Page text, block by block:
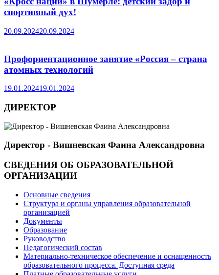
спортивный дух!
20.09.202420.09.2024
Профориентационное занятие «Россия – страна
атомных технологий
19.01.202419.01.2024
ДИРЕКТОР
Директор - Вишневская Фаина Александровна
СВЕДЕНИЯ ОБ ОБРАЗОВАТЕЛЬНОЙ
ОРГАНИЗАЦИИ
Основные сведения
Структура и органы управления образовательной
организацией
Документы
Образование
Руководство
Педагогический состав
Материально-техническое обеспечение и оснащенность
образовательного процесса. Доступная среда